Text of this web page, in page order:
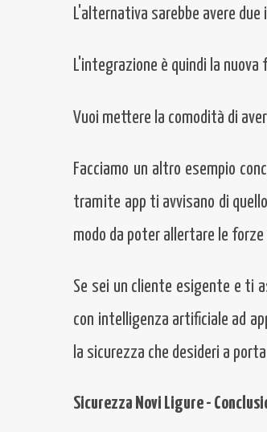
L'alternativa sarebbe avere
L'integrazione è quindi la
Vuoi mettere la comodità di
Facciamo un altro esempio
tramite app ti avvisano di
modo da poter allertare le
Se sei un cliente esigente e ti
con intelligenza artificiale ad
la sicurezza che desideri a
Sicurezza Novi Ligure -